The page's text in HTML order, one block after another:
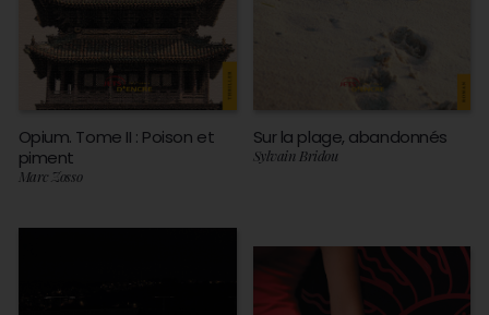
Opium. Tome II : Poison et
piment
Marc Zosso
Sur la plage, abandonnés
Sylvain Bridou